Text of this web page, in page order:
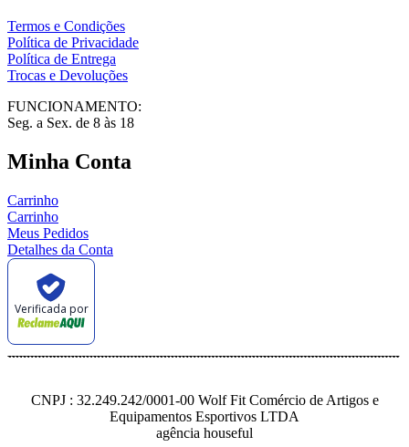
Termos e Condições
Política de Privacidade
Política de Entrega
Trocas e Devoluções
FUNCIONAMENTO:
Seg. a Sex. de 8 às 18
Minha Conta
Carrinho
Carrinho
Meus Pedidos
Detalhes da Conta
Verificada por
CNPJ : 32.249.242/0001-00 Wolf Fit Comércio de Artigos e
Equipamentos Esportivos LTDA
agência houseful